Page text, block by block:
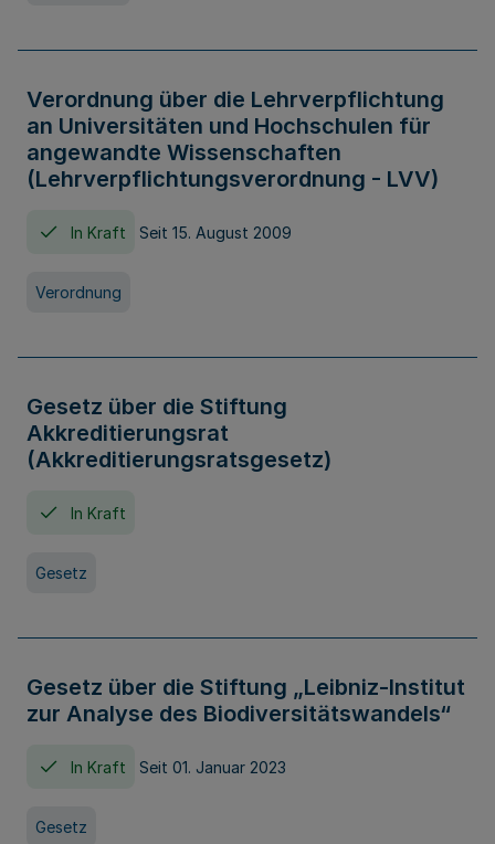
Verordnung über die Lehrverpflichtung
an Universitäten und Hochschulen für
angewandte Wissenschaften
(Lehrverpflichtungsverordnung - LVV)
In Kraft Seit 15. August 2009
Verordnung
Gesetz über die Stiftung
Akkreditierungsrat
(Akkreditierungsratsgesetz)
In Kraft
Gesetz
Gesetz über die Stiftung „Leibniz-Institut
zur Analyse des Biodiversitätswandels“
In Kraft Seit 01. Januar 2023
Gesetz